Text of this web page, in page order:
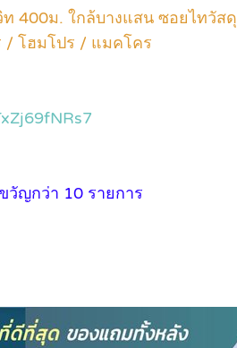
400ม. ใกล้บางแสน ซอยไทวัสดุ
/ โฮมโปร / แมคโคร
วัญกว่า 10 รายการ